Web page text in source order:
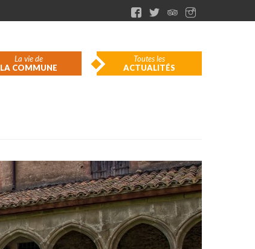
La vie de
LA COMMUNE
Toutes les
ACTUALITÉS